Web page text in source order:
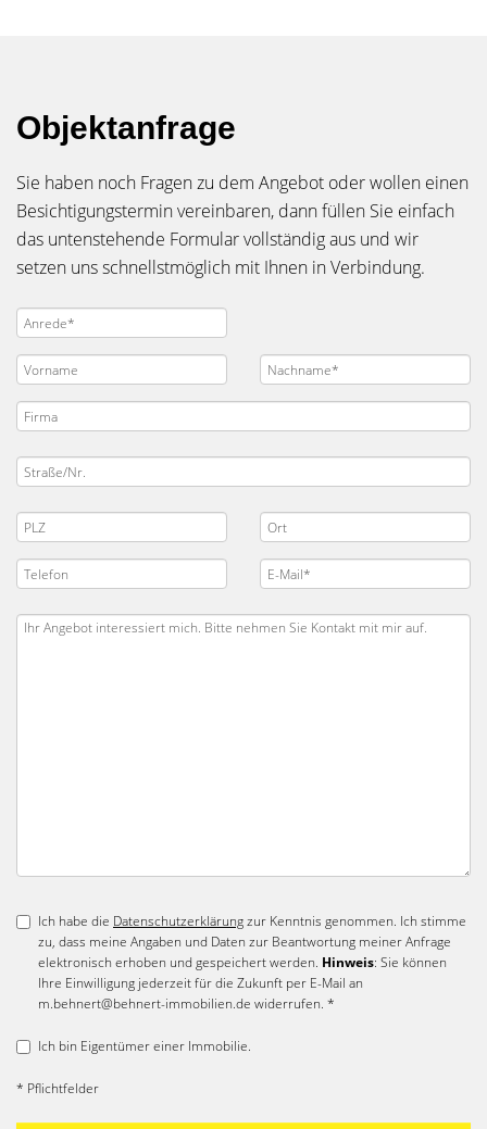
Objektanfrage
Sie haben noch Fragen zu dem Angebot oder wollen einen
Besichtigungstermin vereinbaren, dann füllen Sie einfach
das untenstehende Formular vollständig aus und wir
setzen uns schnellstmöglich mit Ihnen in Verbindung.
Ich habe die Datenschutzerklärungzur Kenntnis genommen. Ich stimme
zu, dass meine Angaben und Daten zur Beantwortung meiner Anfrage
elektronisch erhoben und gespeichert werden. Hinweis: Sie können
Ihre Einwilligung jederzeit für die Zukunft per E-Mail an
m.behnert@behnert-immobilien.de widerrufen. *
Ich bin Eigentümer einer Immobilie.
* Pflichtfelder